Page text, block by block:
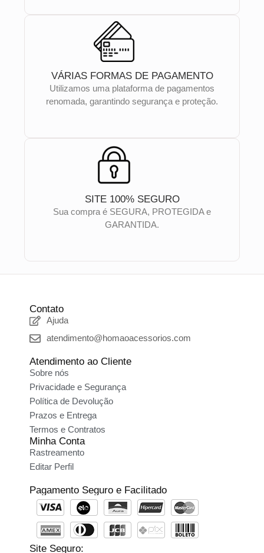
VÁRIAS FORMAS DE PAGAMENTO
Utilizamos uma plataforma de pagamentos
renomada, garantindo segurança e proteção.
SITE 100% SEGURO
Sua compra é SEGURA, PROTEGIDA e
GARANTIDA.
Contato
Ajuda
atendimento@homaoacessorios.com
Atendimento ao Cliente
Sobre nós
Privacidade e Segurança
Política de Devolução
Prazos e Entrega
Termos e Contratos
Minha Conta
Rastreamento
Editar Perfil
Pagamento Seguro e Facilitado
Site Seguro: